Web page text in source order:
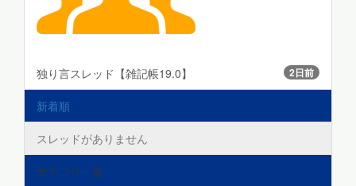
独り言スレッド【雑記帳19.0】 2日前
新着順
スレッドがありません
カテゴリ一覧